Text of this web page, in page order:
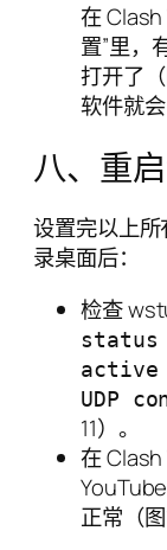
在 Clash
置”里，
打开了
软件就会
八、重
设置完以上
录桌面后：
检查
status
active
UDP
11）。
在 Clash
正常（图